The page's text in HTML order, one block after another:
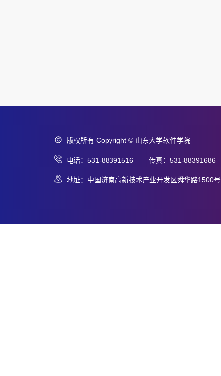
版权所有 Copyright © 山东大学软件学院
电话：531-88391516 传真：531-88391686
地址：中国济南高新技术产业开发区舜华路